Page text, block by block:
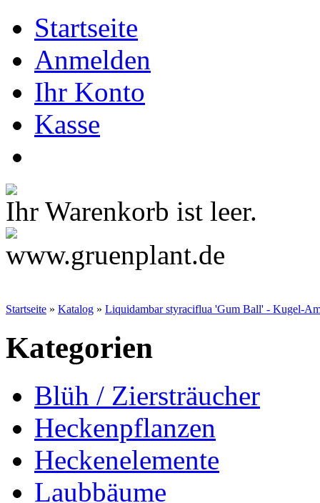
Startseite
Anmelden
Ihr Konto
Kasse
Ihr Warenkorb ist leer.
Startseite » Katalog » Liquidambar styraciflua 'Gum Ball' - Kugel-
Kategorien
Blüh / Ziersträucher
Heckenpflanzen
Heckenelemente
Laubbäume